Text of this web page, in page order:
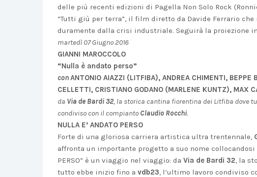
delle più recenti edizioni di Pagella Non Solo Rock
“Tutti giù per terra”, il film diretto da Davide Ferrario
duramente dalla crisi industriale. Seguirà la proiezione
martedì 07 Giugno 2016
GIANNI MAROCCOLO
“Nulla è andato perso”
conANTONIO AIAZZI (LITFIBA), ANDREA CHIMENTI, BEPPE
CELLETTI, CRISTIANO GODANO (MARLENE KUNTZ), MAX
da Via de Bardi 32, la storica cantina fiorentina dei Litfiba dove
condiviso con il compianto Claudio Rocchi.
NULLA E’ ANDATO PERSO
Forte di una gloriosa carriera artistica ultra trentennale,
affronta un importante progetto a suo nome collocandosi al
PERSO” è un viaggio nel viaggio: da Via de Bardi 32, la
tutto ebbe inizio fino a vdb23, l’ultimo lavoro condiviso